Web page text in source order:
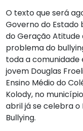
O texto que será
Governo do
do Geração Atitude
problema do
toda a comunidade
jovem Douglas
Ensino Médio do
Kolody, no
abril já se celebra
Bullying.